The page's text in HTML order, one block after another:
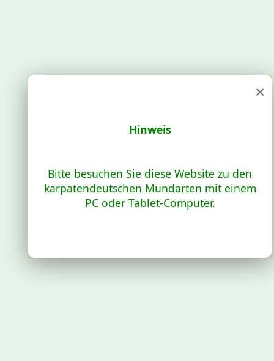
×
Hinweis
Bitte besuchen Sie diese Website zu den
karpatendeutschen Mundarten mit einem
PC oder Tablet-Computer.